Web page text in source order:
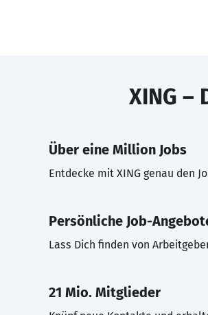
XING –
Über eine Million Jobs
Entdecke mit XING genau den
Persönliche Job-
Lass Dich finden von
21 Mio. Mitglieder